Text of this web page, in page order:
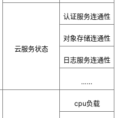
云服务状态
认证服务连通性
对象存储连通性
日志服务连通性
……
cpu负载